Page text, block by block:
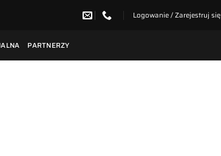
Logowanie / Zarejestruj się
PARTNERZY